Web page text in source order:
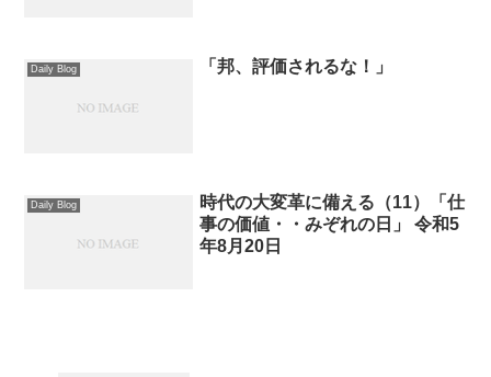
Daily Blog 「邦、評価されるな！」
Daily Blog
時代の大変革に備える（11）「仕
事の価値・・みぞれの日」 令和5
年8月20日